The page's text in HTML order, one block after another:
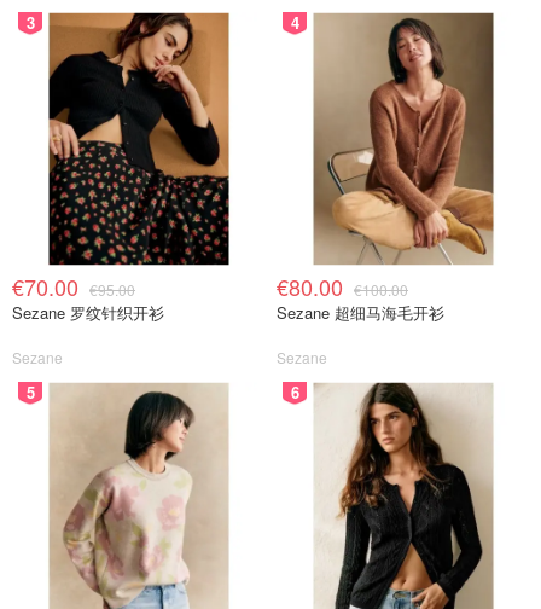
3
€70.00 €95.00
Sezane 罗纹针织开衫
Sezane
4
€80.00 €100.00
Sezane 超细马海毛开衫
Sezane
5 6